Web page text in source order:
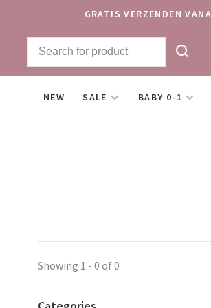
GRATIS VERZENDEN
NEW SALE BABY 0-1
Showing 1 - 0 of 0